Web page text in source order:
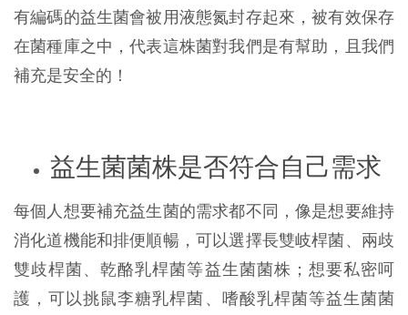
有編碼的益生菌會被用液態氮封存起來，被有效保存
在菌種庫之中，代表這株菌對我們是有幫助，且我們
補充是安全的！
益生菌菌株是否符合自己需求
每個人想要補充益生菌的需求都不同，像是想要維持
消化道機能和排便順暢，可以選擇長雙岐桿菌、兩歧
雙歧桿菌、乾酪乳桿菌等益生菌菌株；想要私密呵
護，可以挑鼠李糖乳桿菌、嗜酸乳桿菌等益生菌菌